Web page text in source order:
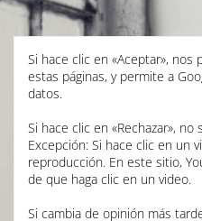
Si hace clic en «Aceptar»,
estas páginas, y permite a
datos.
Si hace clic en «Rechazar»,
Excepción: Si hace clic en un
reproducción. En este sitio,
de que haga clic en un video.
Si cambia de opinión más